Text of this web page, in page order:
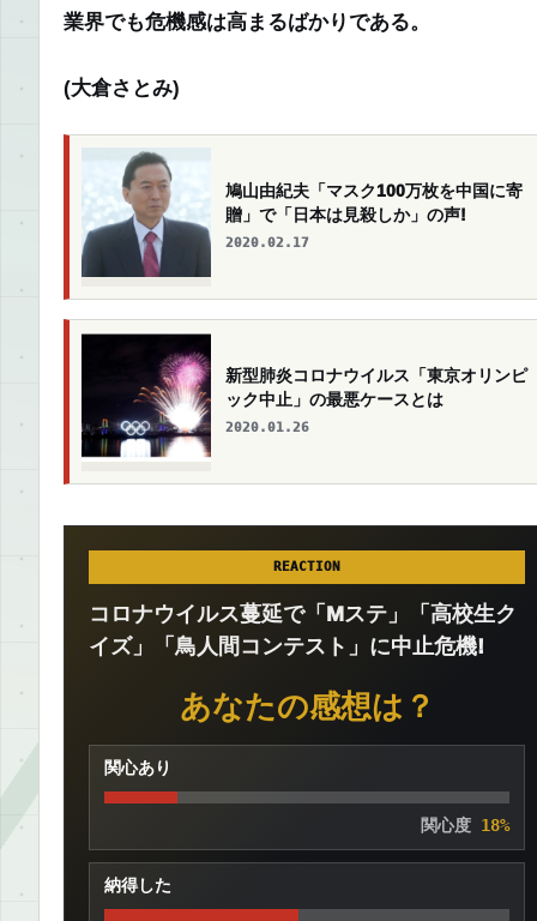
業界でも危機感は高まるばかりである。
(大倉さとみ)
鳩山由紀夫「マスク100万枚を中国に寄
贈」で「日本は見殺しか」の声!
2020.02.17
新型肺炎コロナウイルス「東京オリンピ
ック中止」の最悪ケースとは
2020.01.26
REACTION
コロナウイルス蔓延で「Mステ」「高校生ク
イズ」「鳥人間コンテスト」に中止危機!
あなたの感想は？
関心あり
関心度 18%
納得した